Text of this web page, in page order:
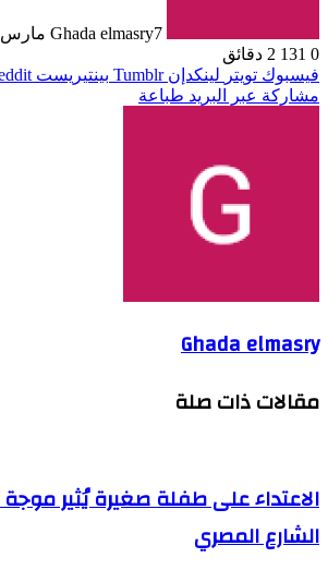
Ghada elmasry7 مارس، 2024
0
2 دقائق
فيسبوك تويتر لينكدإن بينتيريست
مشاركة عبر البريد طباعة
Ghada elmasry
مقالات ذات صلة
الاعتداء على طفلة صغيرة يُثير
الشارع المصري